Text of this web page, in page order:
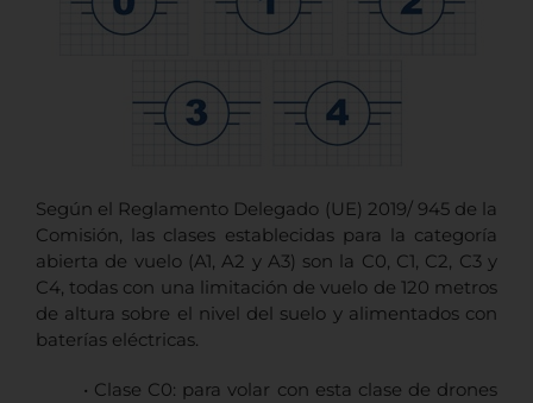
Según el Reglamento Delegado (UE) 2019/ 945 de la
Comisión, las clases establecidas para la categoría
abierta de vuelo (A1, A2 y A3) son la C0, C1, C2, C3 y
C4, todas con una limitación de vuelo de 120 metros
de altura sobre el nivel del suelo y alimentados con
baterías eléctricas.
• Clase C0: para volar con esta clase de drones